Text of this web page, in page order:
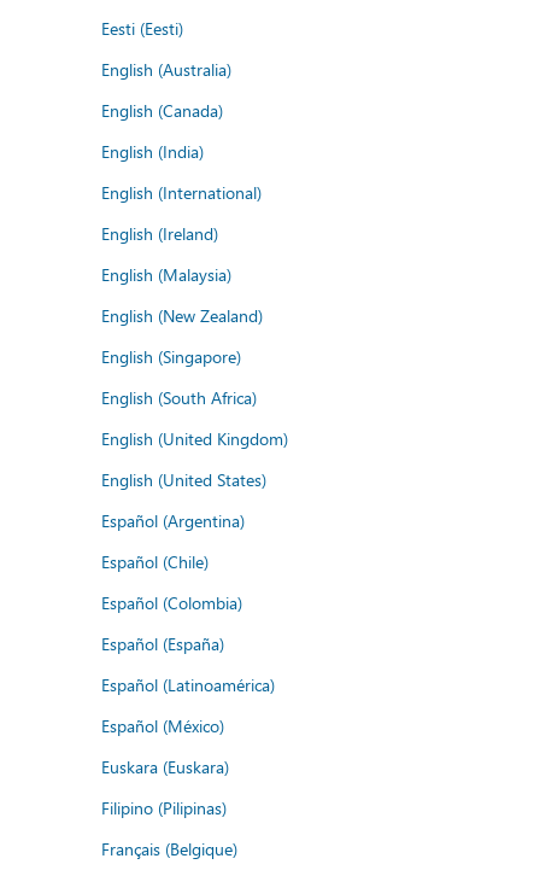
Eesti (Eesti)
English (Australia)
English (Canada)
English (India)
English (International)
English (Ireland)
English (Malaysia)
English (New Zealand)
English (Singapore)
English (South Africa)
English (United Kingdom)
English (United States)
Español (Argentina)
Español (Chile)
Español (Colombia)
Español (España)
Español (Latinoamérica)
Español (México)
Euskara (Euskara)
Filipino (Pilipinas)
Français (Belgique)